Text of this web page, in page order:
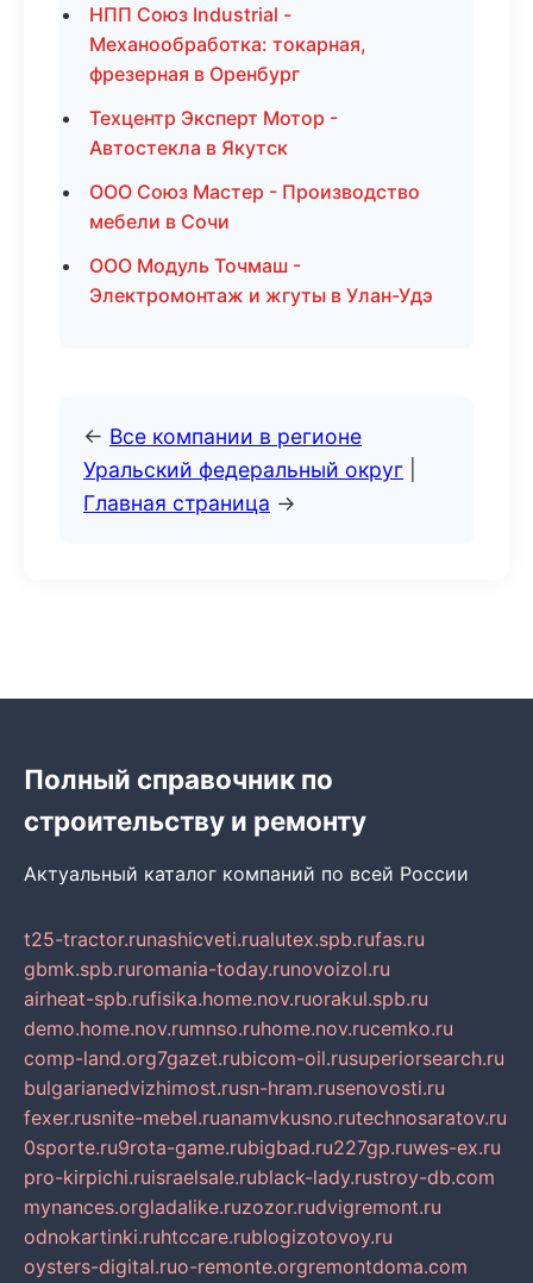
НПП Союз Industrial -
Механообработка: токарная,
фрезерная в Оренбург
Техцентр Эксперт Мотор -
Автостекла в Якутск
ООО Союз Мастер - Производство
мебели в Сочи
ООО Модуль Точмаш -
Электромонтаж и жгуты в Улан-Удэ
← Все компании в регионе
Уральский федеральный округ
Главная страница →
Полный справочник по
строительству и ремонту
Актуальный каталог компаний по всей России
t25-tractor.runashicveti.rualutex.spb.rufas.ru
gbmk.spb.ruromania-today.runovoizol.ru
airheat-spb.rufisika.home.nov.ruorakul.spb.ru
demo.home.nov.rumnso.ruhome.nov.rucemko.ru
comp-land.org7gazet.rubicom-oil.rusuperiorsearch.ru
bulgarianedvizhimost.rusn-hram.rusenovosti.ru
fexer.rusnite-mebel.ruanamvkusno.rutechnosaratov.ru
0sporte.ru9rota-game.rubigbad.ru227gp.ruwes-ex.ru
pro-kirpichi.ruisraelsale.rublack-lady.rustroy-db.com
mynances.orgladalike.ruzozor.rudvigremont.ru
odnokartinki.ruhtccare.rublogizotovoy.ru
oysters-digital.ruo-remonte.orgremontdoma.com